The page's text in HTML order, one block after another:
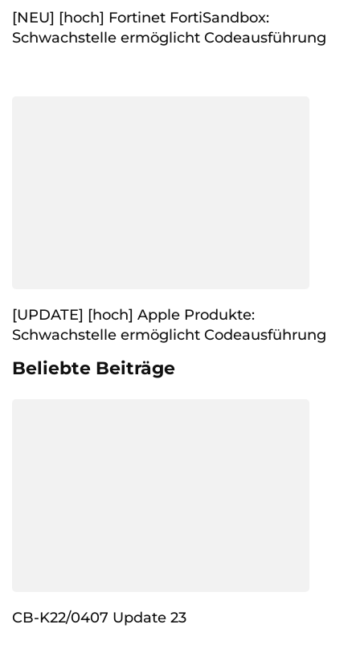
[NEU] [hoch] Fortinet FortiSandbox:
Schwachstelle ermöglicht Codeausführung
[UPDATE] [hoch] Apple Produkte:
Schwachstelle ermöglicht Codeausführung
Beliebte Beiträge
CB-K22/0407 Update 23